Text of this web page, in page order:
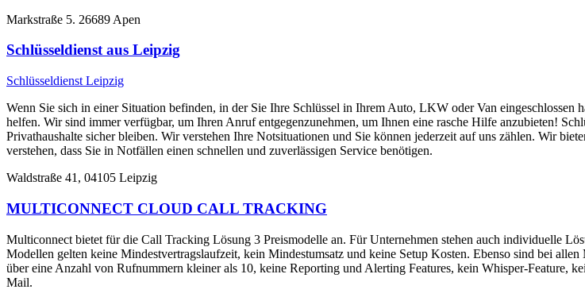
Markstraße 5. 26689 Apen
Schlüsseldienst aus Leipzig
Schlüsseldienst Leipzig
Wenn Sie sich in einer Situation befinden, in der Sie Ihre Schlüssel in Ihrem Auto, LKW oder Van eingeschlossen
helfen. Wir sind immer verfügbar, um Ihren Anruf entgegenzunehmen, um Ihnen eine rasche Hilfe anzubieten!
Privathaushalte sicher bleiben. Wir verstehen Ihre Notsituationen und Sie können jederzeit auf uns zählen. Wir
verstehen, dass Sie in Notfällen einen schnellen und zuverlässigen Service benötigen.
Waldstraße 41, 04105 Leipzig
MULTICONNECT CLOUD CALL TRACKING
Multiconnect bietet für die Call Tracking Lösung 3 Preismodelle an. Für Unternehmen stehen auch individuelle
Modellen gelten keine Mindestvertragslaufzeit, kein Mindestumsatz und keine Setup Kosten. Ebenso sind bei
über eine Anzahl von Rufnummern kleiner als 10, keine Reporting und Alerting Features, kein Whisper-Feature,
Mail.